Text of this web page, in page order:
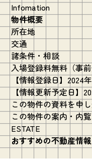
Infomation
物件概要
所在地
交通
諸条件・相談
入場登録料無料（事前
【情報登録日】2024
【情報更新予定日】
この物件の資料を申
この物件の案内・内
ESTATE
おすすめの不動産情報